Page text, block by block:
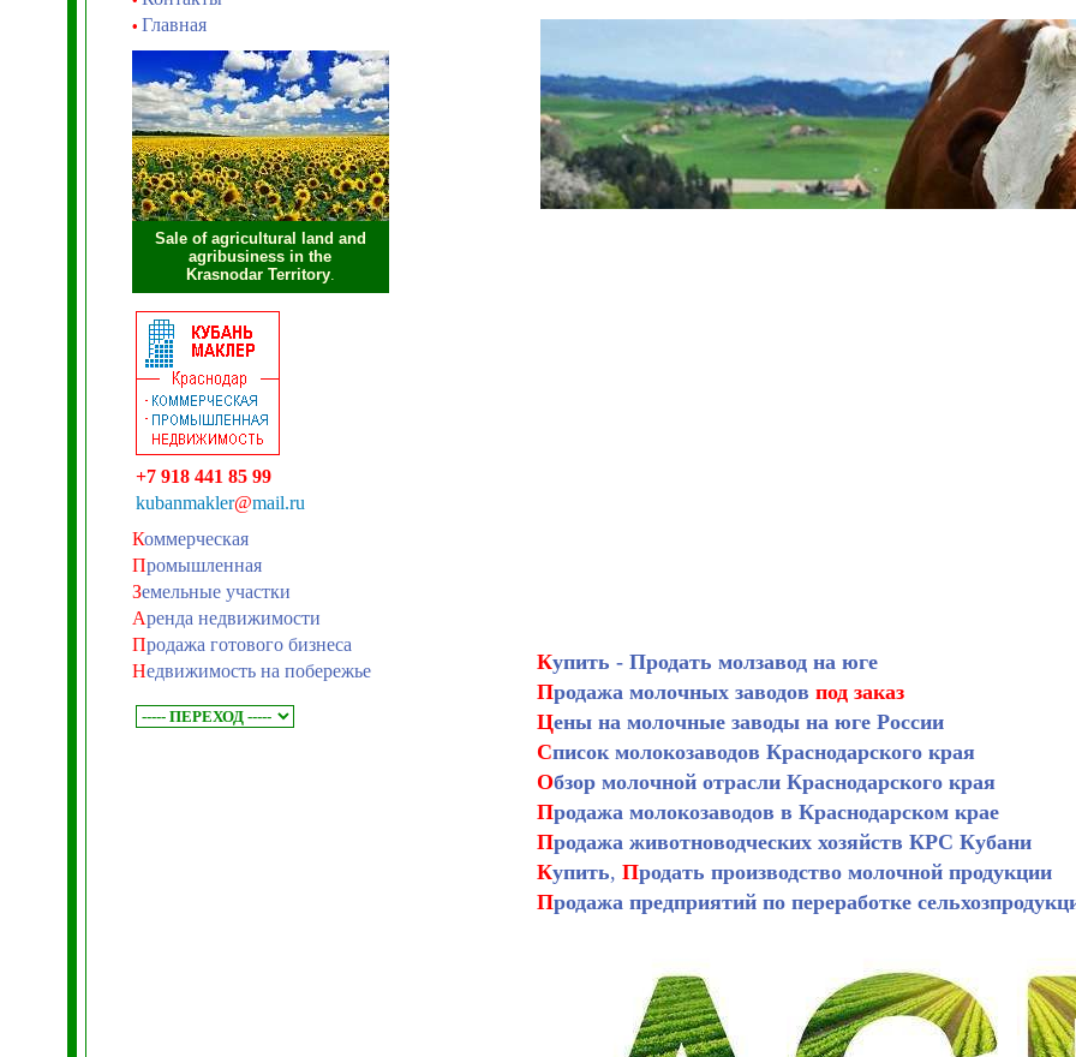
• Главная
Sale of agricultural land and
agribusiness in the
Krasnodar Territory.
+7 918 441 85 99
kubanmakler@mail.ru
Коммерческая
Промышленная
Земельные участки
Аренда недвижимости
Продажа готового бизнеса
Недвижимость на побережье Купить - Продать молзавод на юге
Продажа молочных заводов под заказ
Цены на молочные заводы на юге России
Список молокозаводов Краснодарского края
Обзор молочной отрасли Краснодарского края
Продажа молокозаводов в Краснодарском крае
Продажа животноводческих хозяйств КРС Кубани
Купить, Продать производство молочной продукции
Продажа предприятий по переработке